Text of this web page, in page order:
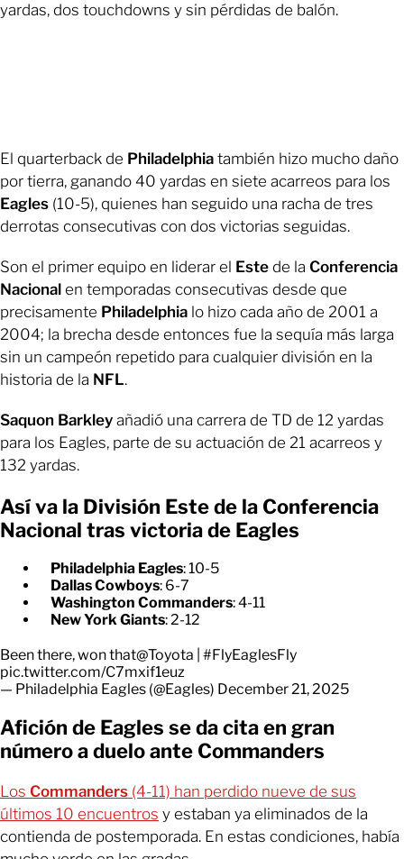
yardas, dos touchdowns y sin pérdidas de balón.
El quarterback de Philadelphia también hizo mucho daño
por tierra, ganando 40 yardas en siete acarreos para los
Eagles (10-5), quienes han seguido una racha de tres
derrotas consecutivas con dos victorias seguidas.
Son el primer equipo en liderar el Este de la Conferencia
Nacional en temporadas consecutivas desde que
precisamente Philadelphia lo hizo cada año de 2001 a
2004; la brecha desde entonces fue la sequía más larga
sin un campeón repetido para cualquier división en la
historia de la NFL.
Saquon Barkley añadió una carrera de TD de 12 yardas
para los Eagles, parte de su actuación de 21 acarreos y
132 yardas.
Así va la División Este de la Conferencia
Nacional tras victoria de Eagles
Philadelphia Eagles: 10-5
Dallas Cowboys: 6-7
Washington Commanders: 4-11
New York Giants: 2-12
Been there, won that@Toyota #FlyEaglesFly
pic.twitter.com/C7mxif1euz
— Philadelphia Eagles (@Eagles) December 21, 2025
Afición de Eagles se da cita en gran
número a duelo ante Commanders
Los Commanders (4-11) han perdido nueve de sus
últimos 10 encuentros y estaban ya eliminados de la
contienda de postemporada. En estas condiciones, había